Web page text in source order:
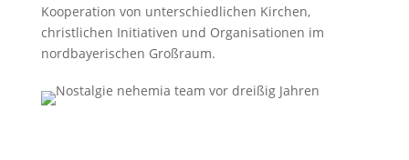
Kooperation von unterschiedlichen Kirchen,
christlichen Initiativen und Organisationen im
nordbayerischen Großraum.